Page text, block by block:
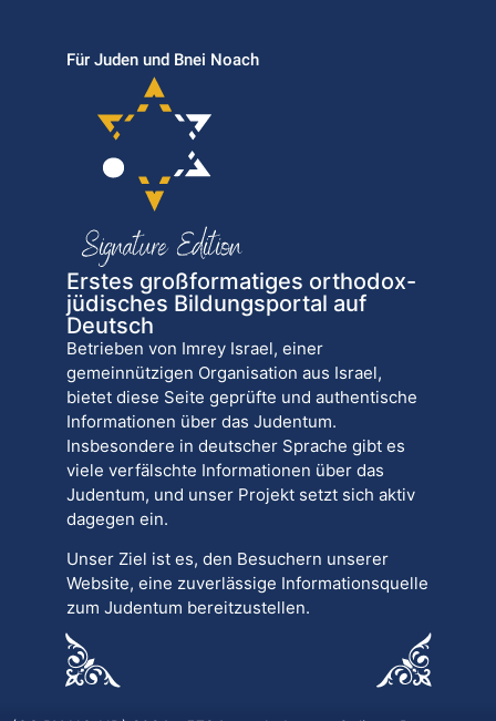
Für Juden und Bnei Noach
Erstes großformatiges orthodox-
jüdisches Bildungsportal auf
Deutsch
Betrieben von Imrey Israel, einer
gemeinnützigen Organisation aus Israel,
bietet diese Seite geprüfte und authentische
Informationen über das Judentum.
Insbesondere in deutscher Sprache gibt es
viele verfälschte Informationen über das
Judentum, und unser Projekt setzt sich aktiv
dagegen ein.
Unser Ziel ist es, den Besuchern unserer
Website, eine zuverlässige Informationsquelle
zum Judentum bereitzustellen.